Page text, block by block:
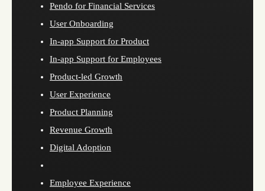
Pendo for Financial Services
User Onboarding
In-app Support for Product
In-app Support for Employees
Product-led Growth
User Experience
Product Planning
Revenue Growth
Digital Adoption
Employee Experience